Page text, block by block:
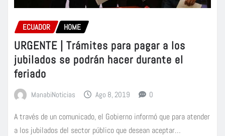
ECUADOR HOME
URGENTE | Trámites para pagar a los
jubilados se podrán hacer durante el
feriado
ManabiNoticias Ago 8, 2019 0
A través de un comunicado, el Gobierno informó que para atender
a los jubilados del sector público que desean aceptar…